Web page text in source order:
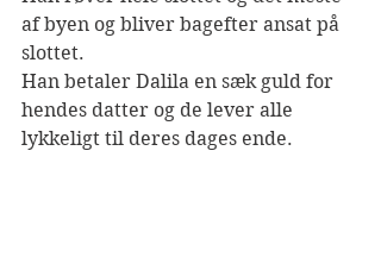
af byen og bliver bagefter ansat på
slottet.
Han betaler Dalila en sæk guld for
hendes datter og de lever alle
lykkeligt til deres dages ende.